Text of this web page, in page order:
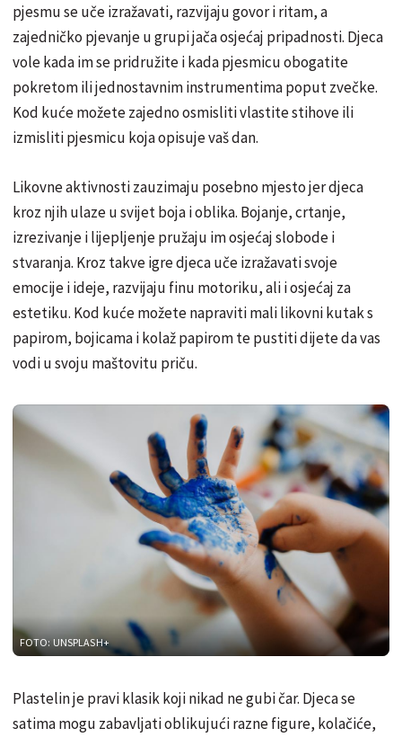
pjesmu se uče izražavati, razvijaju govor i ritam, a
zajedničko pjevanje u grupi jača osjećaj pripadnosti. Djeca
vole kada im se pridružite i kada pjesmicu obogatite
pokretom ili jednostavnim instrumentima poput zvečke.
Kod kuće možete zajedno osmisliti vlastite stihove ili
izmisliti pjesmicu koja opisuje vaš dan.
Likovne aktivnosti zauzimaju posebno mjesto jer djeca
kroz njih ulaze u svijet boja i oblika. Bojanje, crtanje,
izrezivanje i lijepljenje pružaju im osjećaj slobode i
stvaranja. Kroz takve igre djeca uče izražavati svoje
emocije i ideje, razvijaju finu motoriku, ali i osjećaj za
estetiku. Kod kuće možete napraviti mali likovni kutak s
papirom, bojicama i kolaž papirom te pustiti dijete da vas
vodi u svoju maštovitu priču.
FOTO: UNSPLASH+
Plastelin je pravi klasik koji nikad ne gubi čar. Djeca se
satima mogu zabavljati oblikujući razne figure, kolačiće,